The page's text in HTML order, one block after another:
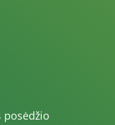
posėdžio